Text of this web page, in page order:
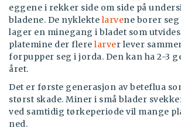
eggene i rekker side om side på
bladene. De nyklekte larvene borer
lager en minegang i bladet som
platemine der flere larver lever
forpupper seg i jorda. Den kan ha 2-3
året.
Det er første generasjon av beteflua
størst skade. Miner i små blader
ved samtidig tørkeperiode vil mange
ned.